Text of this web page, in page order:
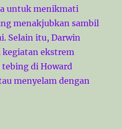
untuk menikmati
menakjubkan sambil
Selain itu, Darwin
kegiatan ekstrem
di Howard
menyelam dengan